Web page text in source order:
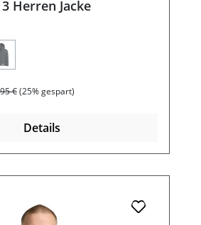
Herren Jacke
Option ist zurzeit nicht verfügbar.)
(Diese Option ist zurzeit nicht verfügbar.)
Preis:
€(25% gespart)
Details